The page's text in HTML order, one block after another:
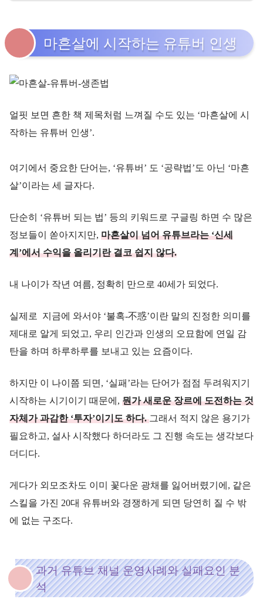
마흔살에 시작하는 유튜버 인생
얼핏 보면 흔한 책 제목처럼 느껴질 수도 있는 ‘마흔살에 시
작하는 유튜버 인생’.
여기에서 중요한 단어는, ‘유튜버’ 도 ‘공략법’도 아닌 ‘마흔
살’이라는 세 글자다.
단순히 ‘유튜버 되는 법’ 등의 키워드로 구글링 하면 수 많은
정보들이 쏟아지지만, 마흔살이 넘어 유튜브라는 ‘신세
계’에서 수익을 올리기란 결코 쉽지 않다.
내 나이가 작년 여름, 정확히 만으로 40세가 되었다.
실제로 지금에 와서야 ‘불혹-不惑’이란 말의 진정한 의미를
제대로 알게 되었고, 우리 인간과 인생의 오묘함에 연일 감
탄을 하며 하루하루를 보내고 있는 요즘이다.
하지만 이 나이쯤 되면, ‘실패’라는 단어가 점점 두려워지기
시작하는 시기이기 때문에, 뭔가 새로운 장르에 도전하는 것
자체가 과감한 ‘투자’이기도 하다.그래서 적지 않은 용기가
필요하고, 설사 시작했다 하더라도 그 진행 속도는 생각보다
더디다.
게다가 외모조차도 이미 꽃다운 광채를 잃어버렸기에, 같은
스킬을 가진 20대 유튜버와 경쟁하게 되면 당연히 질 수 밖
에 없는 구조다.
과거 유튜브 채널 운영사례와 실패요인 분
석